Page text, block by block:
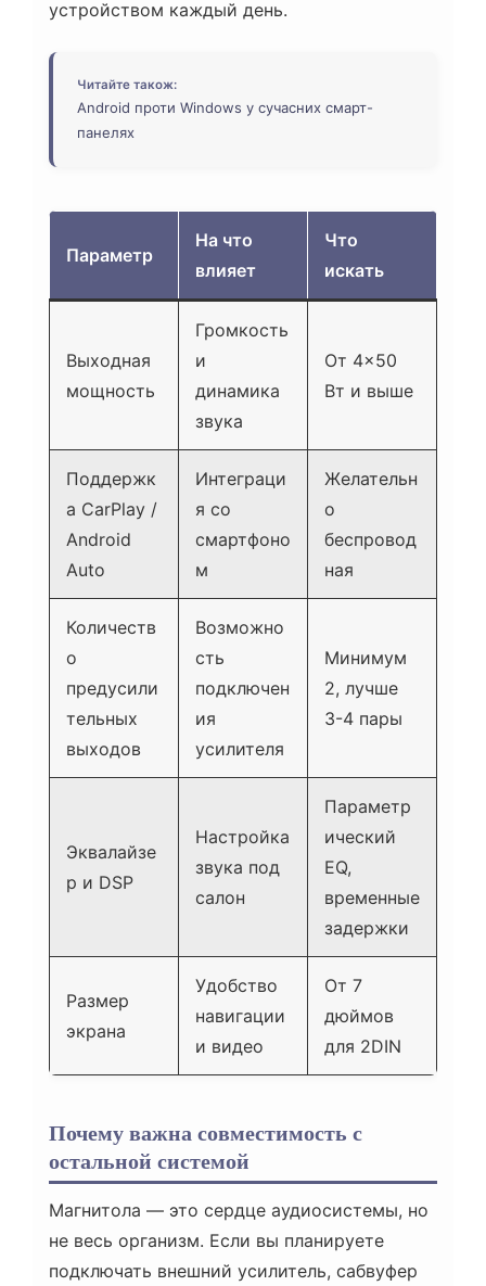
устройством каждый день.
Читайте також:
Android проти Windows у сучасних смарт-
панелях
Параметр
На что
влияет
Что
искать
Выходная
мощность
Громкость
и
динамика
звука
От 4×50
Вт и выше
Поддержк
а CarPlay /
Android
Auto
Интеграци
я со
смартфоно
м
Желательн
о
беспровод
ная
Количеств
о
предусили
тельных
выходов
Возможно
сть
подключен
ия
усилителя
Минимум
2, лучше
3-4 пары
Эквалайзе
р и DSP
Настройка
звука под
салон
Параметр
ический
EQ,
временные
задержки
Размер
экрана
Удобство
навигации
и видео
От 7
дюймов
для 2DIN
Почему важна совместимость с
остальной системой
Магнитола — это сердце аудиосистемы, но
не весь организм. Если вы планируете
подключать внешний усилитель, сабвуфер